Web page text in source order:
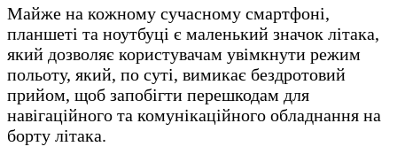
Майже на кожному сучасному смартфоні,
планшеті та ноутбуці є маленький значок літака,
який дозволяє користувачам увімкнути режим
польоту, який, по суті, вимикає бездротовий
прийом, щоб запобігти перешкодам для
навігаційного та комунікаційного обладнання на
борту літака.